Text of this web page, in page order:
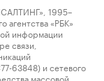
1995–
«РБК»
информации
связи,
63848) и сетевого
массовой